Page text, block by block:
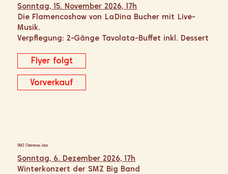
Sonntag, 15. November 2026, 17h
Die Flamencoshow von LaDina Bucher mit Live-
Musik.
Verpflegung: 2-Gänge Tavolata-Buffet inkl. Dessert
Flyer folgt
Vorverkauf
SMZ Christmas Jazz
Sonntag, 6. Dezember 2026, 17h
Winterkonzert der SMZ Big Band